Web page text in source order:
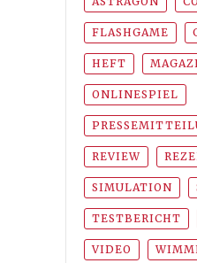
FLASHGAME
HEFT
ONLINESPIEL
REVIEW
SIMULATION
TESTBERICHT
VIDEO